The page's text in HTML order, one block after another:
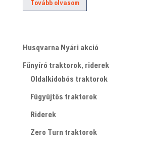
Tovább olvasom
Husqvarna Nyári akció
Fűnyíró traktorok, riderek
Oldalkidobós traktorok
Fűgyűjtős traktorok
Riderek
Zero Turn traktorok